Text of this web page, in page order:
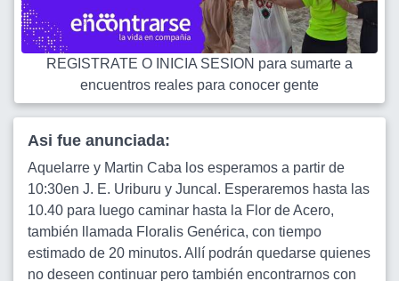
REGISTRATE O INICIA SESION para sumarte a
encuentros reales para conocer gente
Asi fue anunciada:
Aquelarre y Martin Caba los esperamos a partir de
10:30en J. E. Uriburu y Juncal. Esperaremos hasta las
10.40 para luego caminar hasta la Flor de Acero,
también llamada Floralis Genérica, con tiempo
estimado de 20 minutos. Allí podrán quedarse quienes
no deseen continuar pero también encontrarnos con